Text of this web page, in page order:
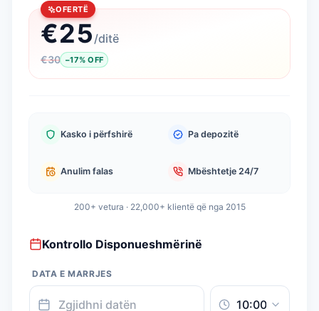
OFERTË
€25 /ditë
€30 −17%OFF
Kasko i përfshirë Pa depozitë
Anulim falas Mbështetje 24/7
200+ vetura · 22,000+ klientë që nga 2015
Kontrollo Disponueshmërinë
DATA E MARRJES